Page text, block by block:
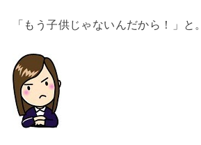
「もう子供じゃないんだから！」と。